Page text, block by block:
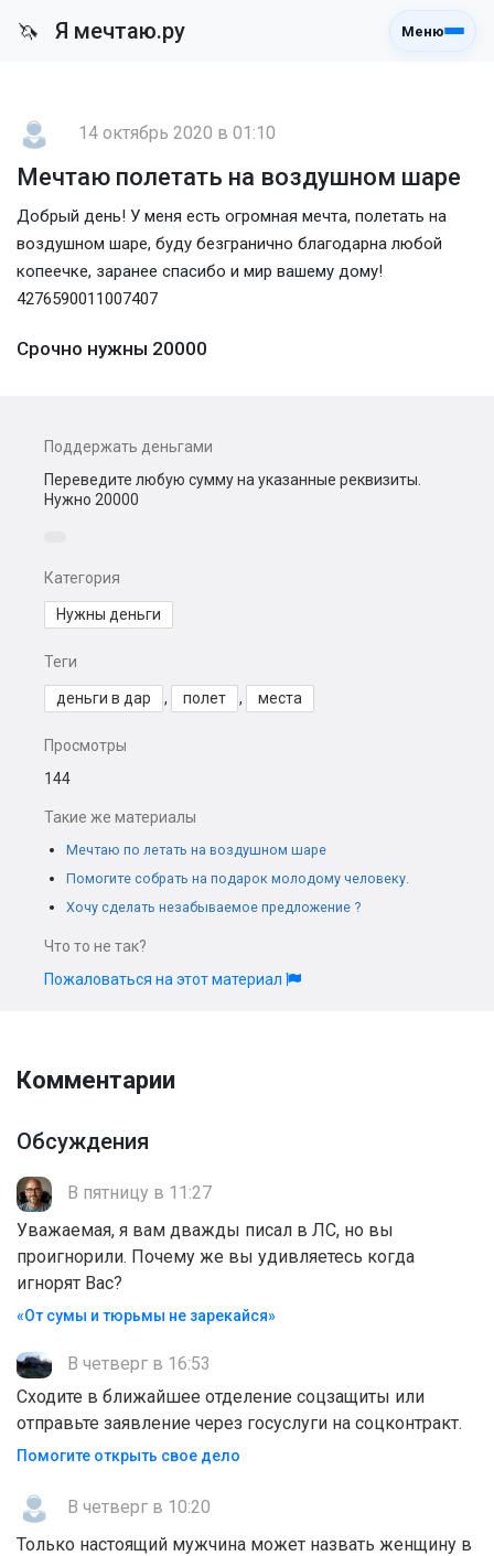
🦄 Я мечтаю.ру Меню
14 октябрь 2020 в 01:10
Мечтаю полетать на воздушном шаре
Добрый день! У меня есть огромная мечта, полетать на
воздушном шаре, буду безгранично благодарна любой
копеечке, заранее спасибо и мир вашему дому!
4276590011007407
Срочно нужны 20000
Поддержать деньгами
Переведите любую сумму на указанные реквизиты.
Нужно 20000
Категория
Нужны деньги
Теги
деньги в дар , полет , места
Просмотры
144
Такие же материалы
Мечтаю по летать на воздушном шаре
Помогите собрать на подарок молодому человеку.
Хочу сделать незабываемое предложение ?
Что то не так?
Пожаловаться на этот материал
Комментарии
Обсуждения
В пятницу в 11:27
Уважаемая, я вам дважды писал в ЛС, но вы
проигнорили. Почему же вы удивляетесь когда
игнорят Вас?
«От сумы и тюрьмы не зарекайся»
В четверг в 16:53
Сходите в ближайшее отделение соцзащиты или
отправьте заявление через госуслуги на соцконтракт.
Помогите открыть свое дело
В четверг в 10:20
Только настоящий мужчина может назвать женщину в